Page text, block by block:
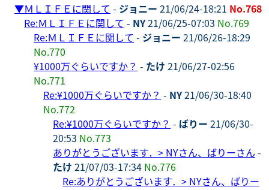
▼ＭＬＩＦＥに関して - ジョニー 21/06/24-18:21 No.768
Re:ＭＬＩＦＥに関して - NY21/06/25-07:03 No.769
Re:ＭＬＩＦＥに関して - ジョニー 21/06/26-18:29
No.770
¥1000万ぐらいですか？ - たけ 21/06/27-02:56
No.771
Re:¥1000万ぐらいですか？ - NY21/06/30-18:40
No.772
Re:¥1000万ぐらいですか？ - ばりー 21/06/30-
20:53 No.773
ありがとうございます．> NYさん、ばりーさん -
たけ 21/07/03-17:34 No.776
Re:ありがとうございます．> NYさん、ばりー